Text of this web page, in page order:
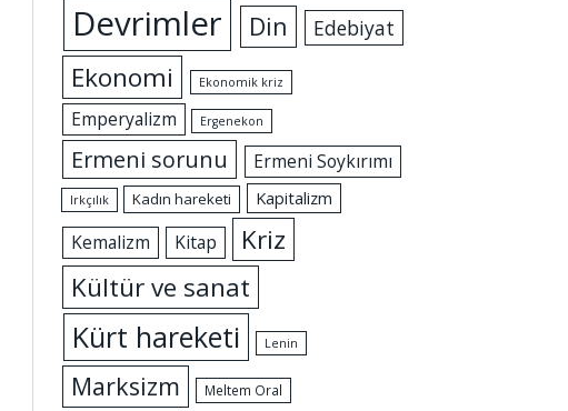
Devrimler Din Edebiyat
Ekonomi Ekonomik kriz
Emperyalizm Ergenekon
Ermeni sorunu Ermeni Soykırımı
Irkçılık Kadın hareketi Kapitalizm
Kemalizm Kitap
Kriz
Kültür ve sanat
Kürt hareketi Lenin
Marksizm Meltem Oral